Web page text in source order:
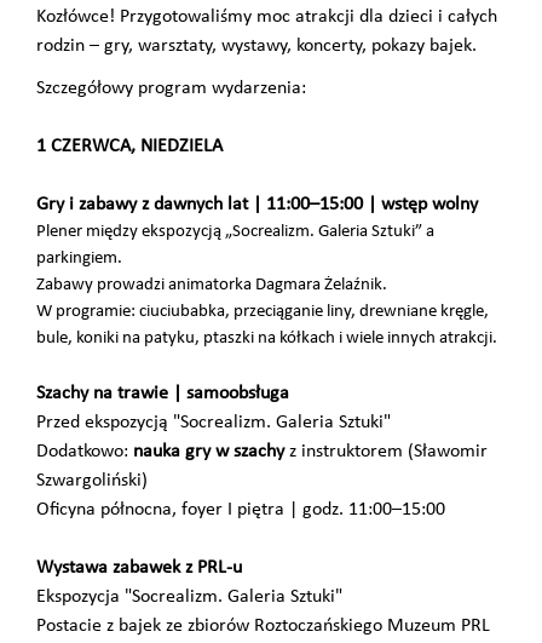
Kozłówce! Przygotowaliśmy moc atrakcji dla dzieci i całych
rodzin – gry, warsztaty, wystawy, koncerty, pokazy bajek.
Szczegółowy program wydarzenia:
1 CZERWCA, NIEDZIELA
Gry i zabawy z dawnych lat | 11:00–15:00 | wstęp wolny
Plener między ekspozycją „Socrealizm. Galeria Sztuki” a
parkingiem.
Zabawy prowadzi animatorka Dagmara Żelaźnik.
W programie: ciuciubabka, przeciąganie liny, drewniane kręgle,
bule, koniki na patyku, ptaszki na kółkach i wiele innych atrakcji.
Szachy na trawie | samoobsługa
Przed ekspozycją "Socrealizm. Galeria Sztuki"
Dodatkowo: nauka gry w szachyz instruktorem (Sławomir
Szwargoliński)
Oficyna północna, foyer I piętra | godz. 11:00–15:00
Wystawa zabawek z PRL-u
Ekspozycja "Socrealizm. Galeria Sztuki"
Postacie z bajek ze zbiorów Roztoczańskiego Muzeum PRL